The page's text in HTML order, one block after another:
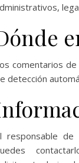
comentarios
detección
responsable